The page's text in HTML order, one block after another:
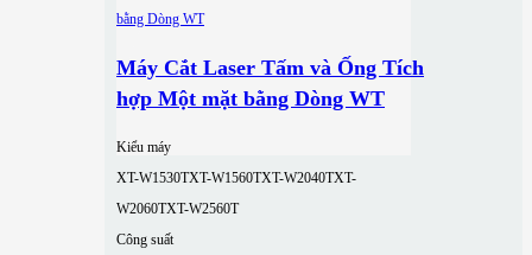
Máy Cắt Laser Tấm và Ống Tích
hợp Một mặt bằng Dòng WT
Kiểu máy
XT-W1530TXT-W1560TXT-W2040TXT-
W2060TXT-W2560T
Công suất